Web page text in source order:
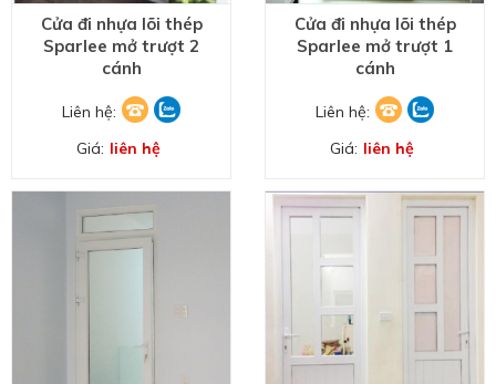
Cửa đi nhựa lõi thép
Sparlee mở trượt 2
cánh
Liên hệ:
Giá: liên hệ
Cửa đi nhựa lõi thép
Sparlee mở trượt 1
cánh
Liên hệ:
Giá: liên hệ